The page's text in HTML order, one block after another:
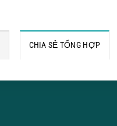
CHIA SẺ TỔNG HỢP